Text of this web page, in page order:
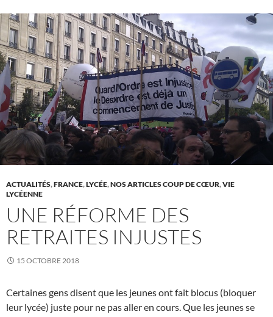
ACTUALITÉS,FRANCE,LYCÉE,NOS ARTICLES COUP DE CŒUR,VIE
LYCÉENNE
UNE RÉFORME DES
RETRAITES INJUSTES
15 OCTOBRE 2018
Certaines gens disent que les jeunes ont fait blocus (bloquer
leur lycée) juste pour ne pas aller en cours. Que les jeunes se